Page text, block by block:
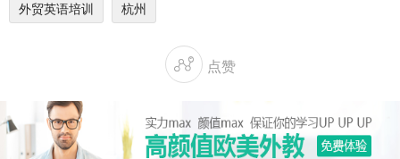
外贸英语培训 杭州
 点赞